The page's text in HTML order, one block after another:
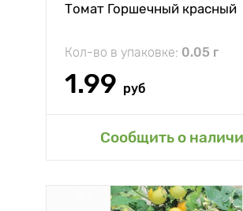
Томат Горшечный красный
Кол-во в упаковке: 0.05 г
1.99 руб
Сообщить о